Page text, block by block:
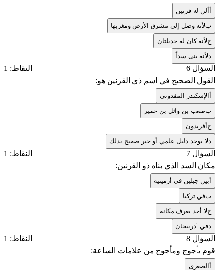
ألن له قرنين
بلأنه وصل إلى مشرق الأرض ومغربها
جلأنه كان له جديلتان
لأنه بنى سداً
السؤال 6
النقاط: 1
القول الصحيح في اسم ذي القرنين هو:
الإسكندر المقدوني
بصعب بن وائل بن حمير
جأفريدون
لا يوجد دليل علمي أو خبر صحيح بذلك
السؤال 7
النقاط: 1
مكان السد الذي بناه ذو القرنين:
بين جبلين في أرمينية
بفي تركيا
جلا أحد يعرف مكانه
في أذربيجان
السؤال 8
النقاط: 1
قوم يأجوج ومأجوج من علامات الساعة:
الصغرى